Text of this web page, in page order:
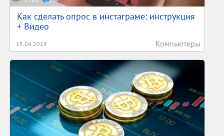
Как сделать опрос в инстаграме: инструкция
+ Видео
15.04.2019 Компьютеры